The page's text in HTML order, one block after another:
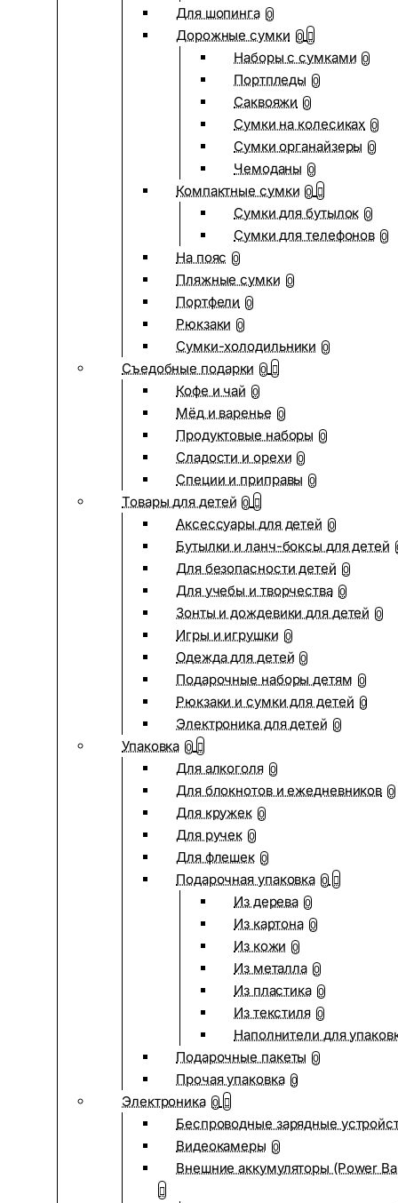
Для шопинга 0
Дорожные сумки 0
Наборы с сумками 0
Портпледы 0
Саквояжи 0
Сумки на колесиках 0
Сумки органайзеры 0
Чемоданы 0
Компактные сумки 0
Сумки для бутылок 0
Сумки для телефонов 0
На пояс 0
Пляжные сумки 0
Портфели 0
Рюкзаки 0
Сумки-холодильники 0
Съедобные подарки 0
Кофе и чай 0
Мёд и варенье 0
Продуктовые наборы 0
Сладости и орехи 0
Специи и приправы 0
Товары для детей 0
Аксессуары для детей 0
Бутылки и ланч-боксы для детей
Для безопасности детей 0
Для учебы и творчества 0
Зонты и дождевики для детей 0
Игры и игрушки 0
Одежда для детей 0
Подарочные наборы детям 0
Рюкзаки и сумки для детей 0
Электроника для детей 0
Упаковка 0
Для алкоголя 0
Для блокнотов и ежедневников 0
Для кружек 0
Для ручек 0
Для флешек 0
Подарочная упаковка 0
Из дерева 0
Из картона 0
Из кожи 0
Из металла 0
Из пластика 0
Из текстиля 0
Наполнители для
Подарочные пакеты 0
Прочая упаковка 0
Электроника 0
Беспроводные зарядные
Видеокамеры 0
Внешние аккумуляторы (Power